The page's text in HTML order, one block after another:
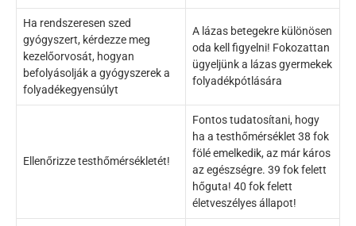
Ha rendszeresen szed
gyógyszert, kérdezze meg
kezelőorvosát, hogyan
befolyásolják a gyógyszerek a
folyadékegyensúlyt
A lázas betegekre különösen
oda kell figyelni! Fokozattan
ügyeljünk a lázas gyermekek
folyadékpótlására
Ellenőrizze testhőmérsékletét!
Fontos tudatosítani, hogy
ha a testhőmérséklet 38 fok
fölé emelkedik, az már káros
az egészségre. 39 fok felett
hőguta! 40 fok felett
életveszélyes állapot!